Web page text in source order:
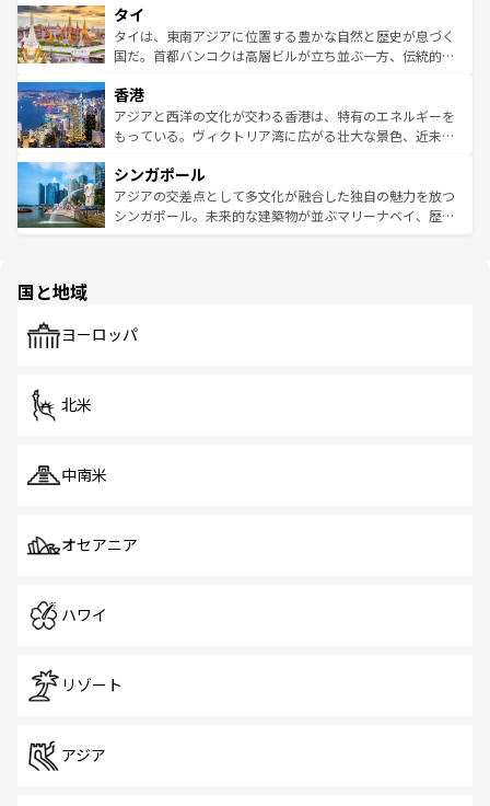
リティに包まれながら、韓国の多彩な魅力を心ゆくまで味
わってみてほしい。 なお、新着の韓国情報はコンテンツ一
覧を参照してほしい。
急速な発展と共に伝統が息づく。ハノイの古い町並みやホ
ーチミン市のフランス統治時代の建物も、独特の雰囲気を
醸し出している。また、バラエティの豊かさとおいしさで
とつ。フォーやバインミー、ベトナムコーヒーなどは、ぜ
ひ現地で味わいたい。どの地域を訪れてもあたたかい人々
が旅行者を迎えてくれるので、きっと忘れられない旅にな
参照してほしい。
タイ
タイは、東南アジアに位置する豊かな自然と歴史が息づく
国だ。首都バンコクは高層ビルが立ち並ぶ一方、伝統的な
の活気が交差している。北部ではチェンマイなどの山岳地
帯で自然と触れ合い、南部ではプーケットやクラビの美し
いビーチでリゾート気分を楽しむことができる。タイ料理
激する。気候は一年中温暖で、どの季節にも異なる楽しみ
が待っている。親しみやすいタイの人々、仏教を中心とし
た文化、そして多様な観光資源が、訪れる旅人を魅了し続
香港
アジアと西洋の文化が交わる香港は、特有のエネルギーを
もっている。ヴィクトリア湾に広がる壮大な景色、近未来
み、どこを訪れても感動するはず。観光スポットが密集し
ており、効率よく見どころを回れるのも魅力。息をのむよ
うな絶景から文化的な体験まで、香港を存分に楽しみ尽く
シンガポール
アジアの交差点として多文化が融合した独自の魅力を放つ
シンガポール。未来的な建築物が並ぶマリーナベイ、歴史
で、ホーカーズは地元の風情を楽しめる外せないスポット
国と地域
ヨーロッパ
北米
中南米
オセアニア
ハワイ
リゾート
アジア